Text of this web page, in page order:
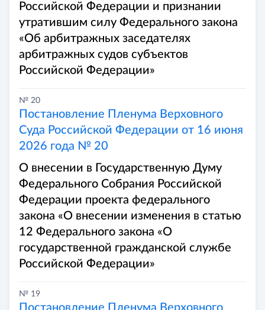
Российской Федерации и признании
утратившим силу Федерального закона
«Об арбитражных заседателях
арбитражных судов субъектов
Российской Федерации»
№ 20
Постановление Пленума Верховного
Суда Российской Федерации от 16 июня
2026 года № 20
О внесении в Государственную Думу
Федерального Собрания Российской
Федерации проекта федерального
закона «О внесении изменения в статью
12 Федерального закона «О
государственной гражданской службе
Российской Федерации»
№ 19